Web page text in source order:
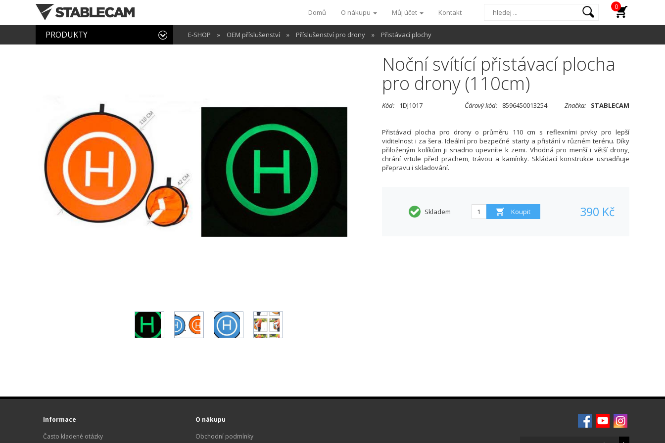
0
Domů O nákupu Můj účet Kontakt
PRODUKTY E-SHOP » OEM příslušenství » Příslušenství pro drony » Přistávací plochy
Noční svítící přistávací plocha
pro drony (110cm)
Kód: 1DJ1017 Čárový kód: 8596450013254 Značka: STABLECAM
Přistávací plocha pro drony o průměru 110 cm s reflexními prvky pro lepší
viditelnost i za šera. Ideální pro bezpečné starty a přistání v různém terénu. Díky
přiloženým kolíkům ji snadno upevníte k zemi. Vhodná pro menší i větší drony,
chrání vrtule před prachem, trávou a kamínky. Skládací konstrukce usnadňuje
přepravu i skladování.
Skladem 390 Kč
Informace
Často kladené otázky
O nákupu
Obchodní podmínky